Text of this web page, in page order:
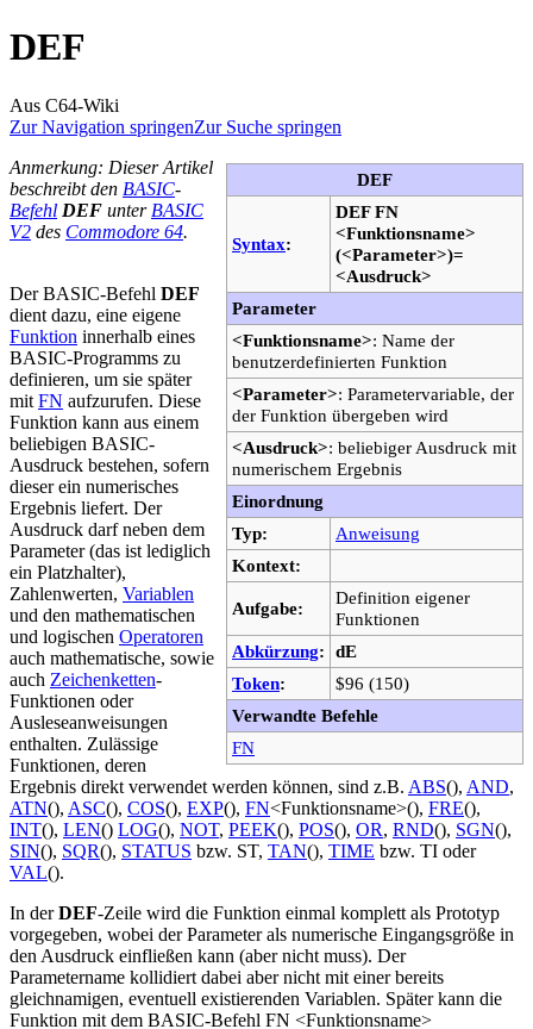
DEF
Aus C64-Wiki
Zur Navigation springenZur Suche springen
DEF
Syntax:
DEF FN
<Funktionsname>
(<Parameter>)=
<Ausdruck>
Parameter
<Funktionsname>: Name der
benutzerdefinierten Funktion
<Parameter>: Parametervariable, der
der Funktion übergeben wird
<Ausdruck>: beliebiger Ausdruck mit
numerischem Ergebnis
Einordnung
Typ:
Anweisung
Kontext:
Aufgabe:
Definition eigener
Funktionen
Abkürzung: dE
Token:
$96 (150)
Verwandte Befehle
FN
Anmerkung: Dieser Artikel
beschreibt den BASIC-
Befehl DEF unter BASIC
V2 des Commodore 64.
Der BASIC-Befehl DEF
dient dazu, eine eigene
Funktion innerhalb eines
BASIC-Programms zu
definieren, um sie später
mit FN aufzurufen. Diese
Funktion kann aus einem
beliebigen BASIC-
Ausdruck bestehen, sofern
dieser ein numerisches
Ergebnis liefert. Der
Ausdruck darf neben dem
Parameter (das ist lediglich
ein Platzhalter),
Zahlenwerten, Variablen
und den mathematischen
und logischen Operatoren
auch mathematische, sowie
auch Zeichenketten-
Funktionen oder
Ausleseanweisungen
enthalten. Zulässige
Funktionen, deren
Ergebnis direkt verwendet werden können, sind z.B. ABS(), AND,
ATN(), ASC(), COS(), EXP(), FN<Funktionsname>(), FRE(),
INT(), LEN() LOG(), NOT, PEEK(), POS(), OR, RND(), SGN(),
SIN(), SQR(), STATUS bzw. ST, TAN(), TIME bzw. TI oder
VAL().
In derDEF-Zeile wird die Funktion einmal komplett als Prototyp
vorgegeben, wobei der Parameter als numerische Eingangsgröße in
den Ausdruck einfließen kann (aber nicht muss). Der
Parametername kollidiert dabei aber nicht mit einer bereits
gleichnamigen, eventuell existierenden Variablen. Später kann die
Funktion mit dem BASIC-Befehl FN <Funktionsname>